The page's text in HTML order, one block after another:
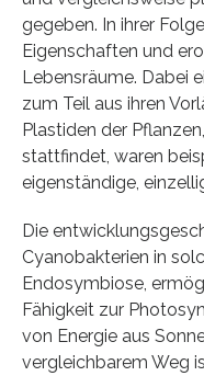
gegeben. In ihrer
Eigenschaften und
Lebensräume. Dabei
zum Teil aus ihren
Plastiden der
stattfindet, waren
eigenständige,
Die
Cyanobakterien in
Endosymbiose,
Fähigkeit zur
von Energie aus
vergleichbarem Weg